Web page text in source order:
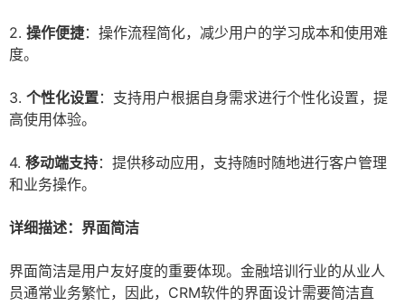
2. 操作便捷：操作流程简化，减少用户的学习成本和使用难
度。
3. 个性化设置：支持用户根据自身需求进行个性化设置，提
高使用体验。
4. 移动端支持：提供移动应用，支持随时随地进行客户管理
和业务操作。
详细描述：界面简洁
界面简洁是用户友好度的重要体现。金融培训行业的从业人
员通常业务繁忙，因此，CRM软件的界面设计需要简洁直